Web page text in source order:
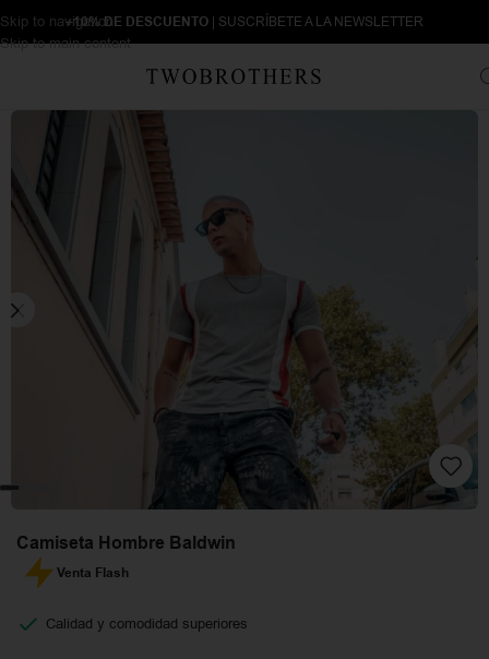
Skip to navigation
Skip to main content
+10% DE DESCUENTO | SUSCRÍBETE A LA NEWSLETTER
Camisetas
Camiseta Hombre Baldwin
Venta Flash
Calidad y comodidad superiores